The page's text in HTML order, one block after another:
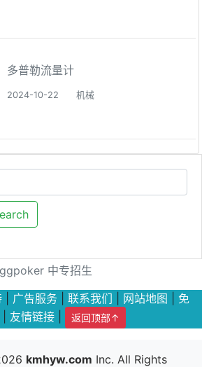
多普勒流量计
2024-10-22 机械
ggpoker 中专招生
| 广告服务| 联系我们 网站地图
免
友情链接| 返回顶部↑
kmhyw.com Inc. All Rights